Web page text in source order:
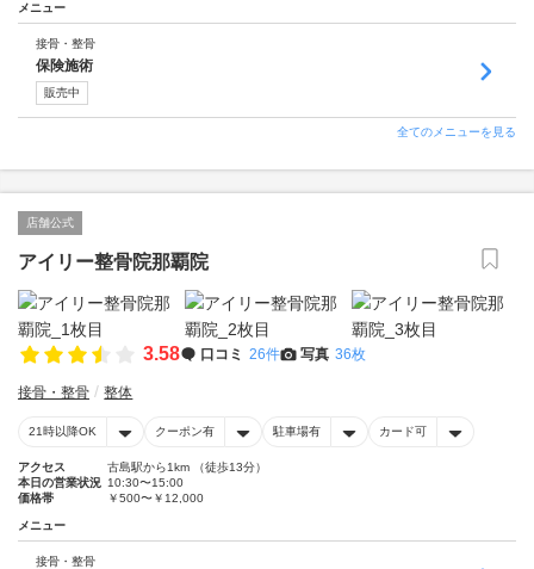
メニュー
接骨・整骨
保険施術
販売中
全てのメニューを見る
店舗公式
アイリー整骨院那覇院
3.58 口コミ 26件 写真 36枚
接骨・整骨 整体
21時以降OK クーポン有 駐車場有 カード可
アクセス
古島駅から1km （徒歩13分）
本日の営業状況 10:30〜15:00
価格帯
￥500〜￥12,000
メニュー
接骨・整骨